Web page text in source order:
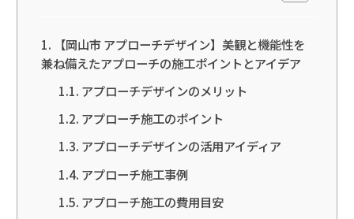
【岡山市 アプローチデザイン】美観と機能性を
兼ね備えたアプローチの施工ポイントとアイデア
アプローチデザインのメリット
アプローチ施工のポイント
アプローチデザインの活用アイディア
アプローチ施工事例
アプローチ施工の費用目安